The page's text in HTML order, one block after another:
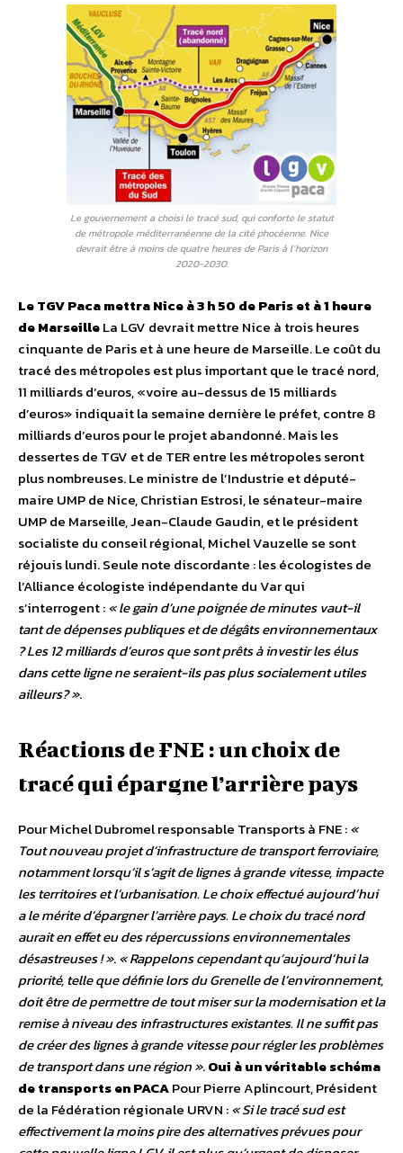
Le gouvernement a choisi le tracé sud, qui conforte le statut
de métropole méditerranéenne de la cité phocéenne. Nice
devrait être à moins de quatre heures de Paris à l’horizon
2020-2030.
Le TGV Paca mettra Nice à 3 h 50 de Paris et à 1 heure
de MarseilleLa LGV devrait mettre Nice à trois heures
cinquante de Paris et à une heure de Marseille. Le coût du
tracé des métropoles est plus important que le tracé nord,
11 milliards d’euros, «voire au-dessus de 15 milliards
d’euros» indiquait la semaine dernière le préfet, contre 8
milliards d’euros pour le projet abandonné. Mais les
dessertes de TGV et de TER entre les métropoles seront
plus nombreuses. Le ministre de l’Industrie et député-
maire UMP de Nice, Christian Estrosi, le sénateur-maire
UMP de Marseille, Jean-Claude Gaudin, et le président
socialiste du conseil régional, Michel Vauzelle se sont
réjouis lundi. Seule note discordante : les écologistes de
l’Alliance écologiste indépendante du Var qui
s’interrogent :« le gain d’une poignée de minutes vaut-il
tant de dépenses publiques et de dégâts environnementaux
? Les 12 milliards d’euros que sont prêts à investir les élus
dans cette ligne ne seraient-ils pas plus socialement utiles
ailleurs? ».
Réactions de FNE : un choix de
tracé qui épargne l’arrière pays
Pour Michel Dubromel responsable Transports à FNE :«
Tout nouveau projet d’infrastructure de transport ferroviaire,
notamment lorsqu’il s’agit de lignes à grande vitesse, impacte
les territoires et l’urbanisation. Le choix effectué aujourd’hui
a le mérite d’épargner l’arrière pays. Le choix du tracé nord
aurait en effet eu des répercussions environnementales
désastreuses ! ».« Rappelons cependant qu’aujourd’hui la
priorité, telle que définie lors du Grenelle de l’environnement,
doit être de permettre de tout miser sur la modernisation et la
remise à niveau des infrastructures existantes. Il ne suffit pas
de créer des lignes à grande vitesse pour régler les problèmes
de transport dans une région ».Oui à un véritable schéma
de transports en PACAPour Pierre Aplincourt, Président
de la Fédération régionale URVN :« Si le tracé sud est
effectivement la moins pire des alternatives prévues pour